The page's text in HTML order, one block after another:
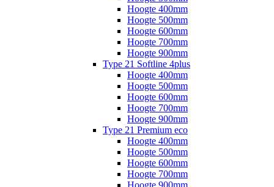
Hoogte 400mm
Hoogte 500mm
Hoogte 600mm
Hoogte 700mm
Hoogte 900mm
Type 21 Softline 4plus
Hoogte 400mm
Hoogte 500mm
Hoogte 600mm
Hoogte 700mm
Hoogte 900mm
Type 21 Premium eco
Hoogte 400mm
Hoogte 500mm
Hoogte 600mm
Hoogte 700mm
Hoogte 900mm